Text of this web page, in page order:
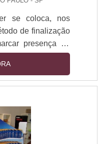
se coloca, nos
de finalização
presença na
Uma vez que os
úteis e funcionais
de marcas,
exemplo, o
para que
tenham a melhor